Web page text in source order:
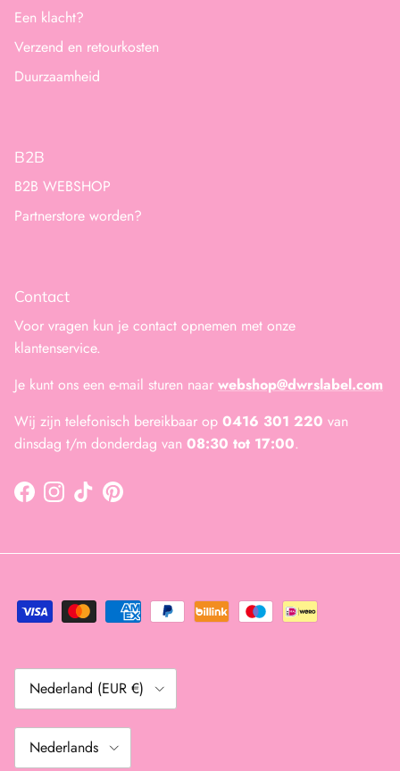
Een klacht?
Verzend en retourkosten
Duurzaamheid
B2B
B2B WEBSHOP
Partnerstore worden?
Contact
Voor vragen kun je contact opnemen met onze
klantenservice.
Je kunt ons een e-mail sturen naar webshop@dwrslabel.com
Wij zijn telefonisch bereikbaar op 0416 301 220 van
dinsdag t/m donderdag van 08:30 tot 17:00.
FacebookInstagram
TikTokPinterest
Land/Regio
Nederland (EUR €)
Taal
Nederlands